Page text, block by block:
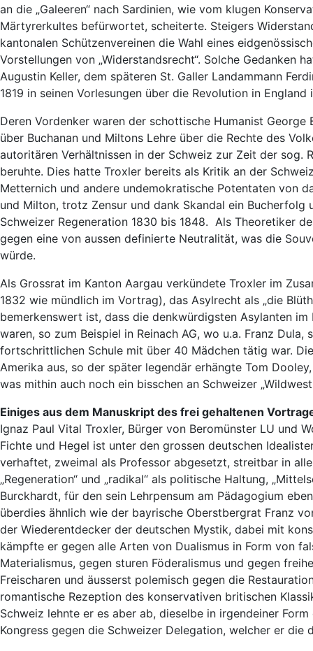
an die „Galeeren“ nach Sardinien, wie vom klugen
Märtyrerkultes befürwortet, scheiterte. Steigers
kantonalen Schützenvereinen die Wahl eines
Vorstellungen von „Widerstandsrecht“. Solche Gedanken
Augustin Keller, dem späteren St. Galler Landammann
1819 in seinen Vorlesungen über die Revolution in
Deren Vordenker waren der schottische Humanist
über Buchanan und Miltons Lehre über die Rechte des
autoritären Verhältnissen in der Schweiz zur Zeit der sog.
beruhte. Dies hatte Troxler bereits als Kritik an der
Metternich und andere undemokratische Potentaten von
und Milton, trotz Zensur und dank Skandal ein
Schweizer Regeneration 1830 bis 1848. Als Theoretiker
gegen eine von aussen definierte Neutralität, was die
würde.
Als Grossrat im Kanton Aargau verkündete Troxler im
1832 wie mündlich im Vortrag), das Asylrecht als „die
bemerkenswert ist, dass die denkwürdigsten Asylanten
waren, so zum Beispiel in Reinach AG, wo u.a. Franz
fortschrittlichen Schule mit über 40 Mädchen tätig war.
Amerika aus, so der später legendär erhängte Tom
was mithin auch noch ein bisschen an Schweizer
Einiges aus dem Manuskript des frei gehaltenen
Ignaz Paul Vital Troxler, Bürger von Beromünster LU und
Fichte und Hegel ist unter den grossen deutschen
verhaftet, zweimal als Professor abgesetzt, streitbar in
„Regeneration“ und „radikal“ als politische Haltung,
Burckhardt, für den sein Lehrpensum am Pädagogium
überdies ähnlich wie der bayrische Oberstbergrat Franz
der Wiederentdecker der deutschen Mystik, dabei mit
kämpfte er gegen alle Arten von Dualismus in Form von
Materialismus, gegen sturen Föderalismus und gegen
Freischaren und äusserst polemisch gegen die
romantische Rezeption des konservativen britischen
Schweiz lehnte er es aber ab, dieselbe in irgendeiner
Kongress gegen die Schweizer Delegation, welcher er